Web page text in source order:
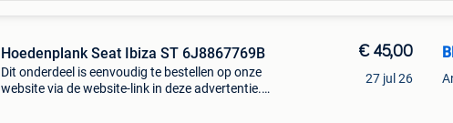
Hoedenplank Seat Ibiza ST 6J8867769B
Dit onderdeel is eenvoudig te bestellen op onze
website via de website-link in deze advertentie.
€ 45,00
27 jul 26